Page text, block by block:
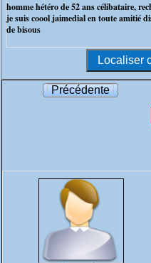
homme hétéro de 52 ans célibataire,
je suis coool jaimedial en toute amitié discuter rire et pleurer ça arrive à tout le mon
de bisous
Précédente